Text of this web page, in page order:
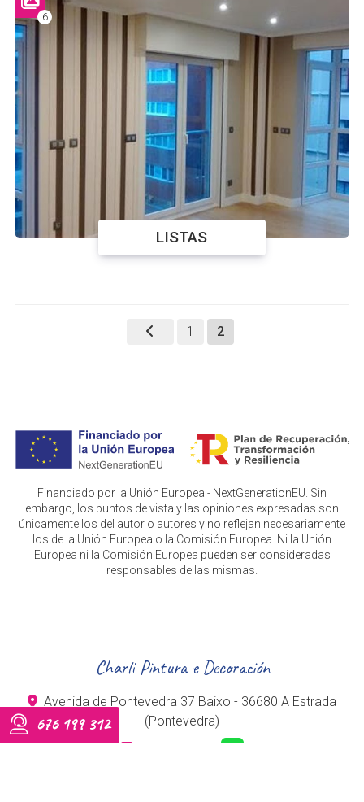
676 199 312
LISTAS
6
1 2
Financiado por la Unión Europea - NextGenerationEU. Sin
embargo, los puntos de vista y las opiniones expresadas son
únicamente los del autor o autores y no reflejan necesariamente
los de la Unión Europea o la Comisión Europea. Ni la Unión
Europea ni la Comisión Europea pueden ser consideradas
responsables de las mismas.
Charli Pintura e Decoración
Avenida de Pontevedra 37 Baixo - 36680 A Estrada
(Pontevedra)